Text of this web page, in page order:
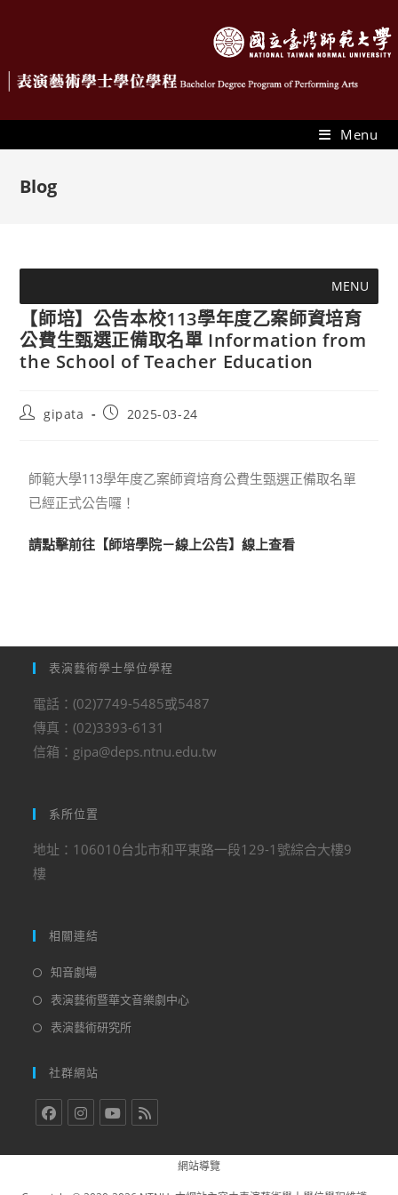
Menu
Blog
MENU
【師培】公告本校113學年度乙案師資培育
公費生甄選正備取名單 Information from
the School of Teacher Education
gipata 2025-03-24
師範大學113學年度乙案師資培育公費生甄選正備取名單
已經正式公告囉！
請點擊前往【師培學院－線上公告】線上查看
表演藝術學士學位學程
電話：(02)7749-5485或5487
傳真：(02)3393-6131
信箱：gipa@deps.ntnu.edu.tw
系所位置
地址：106010台北市和平東路一段129-1號綜合大樓9
樓
相關連結
知音劇場
表演藝術暨華文音樂劇中心
表演藝術研究所
社群網站
網站導覽